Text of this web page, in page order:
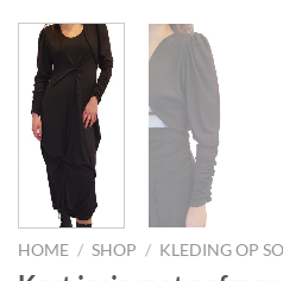
HOME / SHOP / KLEDING OP